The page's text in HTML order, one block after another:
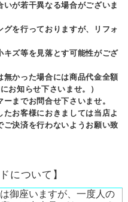
が若干異なる場合がございま
を行っておりますが、リフォ
キズ等を見落とす可能性がござ
かった場合には商品代金全額
お知らせ下さいませ。）
までお問合せ下さいませ。
お客様におきましては当店よ
ご決済を行わないようお願い致
について】
御座いますが、一度人の